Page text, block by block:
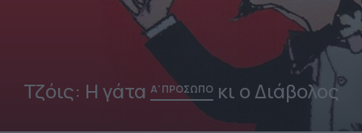
Τζόις: Η γάτα Α' ΠΡΟΣΩΠΟκι ο Διάβολος